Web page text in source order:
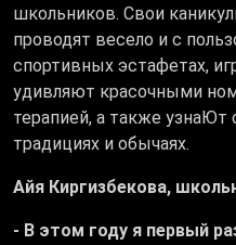
школьников. Свои
проводят весело и с
спортивных эстафетах,
удивляют красочными
терапией, а также узнаЮт
традициях и обычаях.
Айя Киргизбекова,
- В этом году я первый